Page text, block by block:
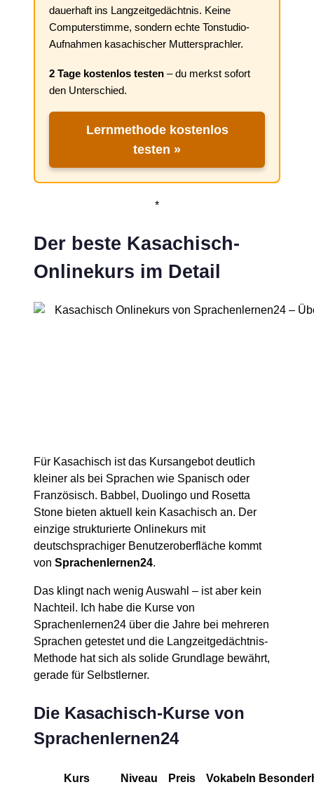
dauerhaft ins Langzeitgedächtnis. Keine
Computerstimme, sondern echte Tonstudio-
Aufnahmen kasachischer Muttersprachler.
2 Tage kostenlos testen – du merkst sofort
den Unterschied.
Lernmethode kostenlos
testen »
*
Der beste Kasachisch-
Onlinekurs im Detail
Für Kasachisch ist das Kursangebot deutlich
kleiner als bei Sprachen wie Spanisch oder
Französisch. Babbel, Duolingo und Rosetta
Stone bieten aktuell kein Kasachisch an. Der
einzige strukturierte Onlinekurs mit
deutschsprachiger Benutzeroberfläche kommt
von Sprachenlernen24.
Das klingt nach wenig Auswahl – ist aber kein
Nachteil. Ich habe die Kurse von
Sprachenlernen24 über die Jahre bei mehreren
Sprachen getestet und die Langzeitgedächtnis-
Methode hat sich als solide Grundlage bewährt,
gerade für Selbstlerner.
Die Kasachisch-Kurse von
Sprachenlernen24
Kurs Niveau Preis Vokabeln